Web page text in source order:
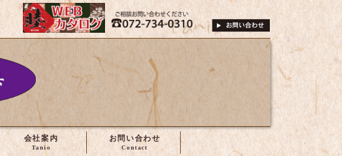
修理や製作などは、株式会社谷尾へ ご相談・お問い合
072-734-0310
会社案内 お問い合わせ